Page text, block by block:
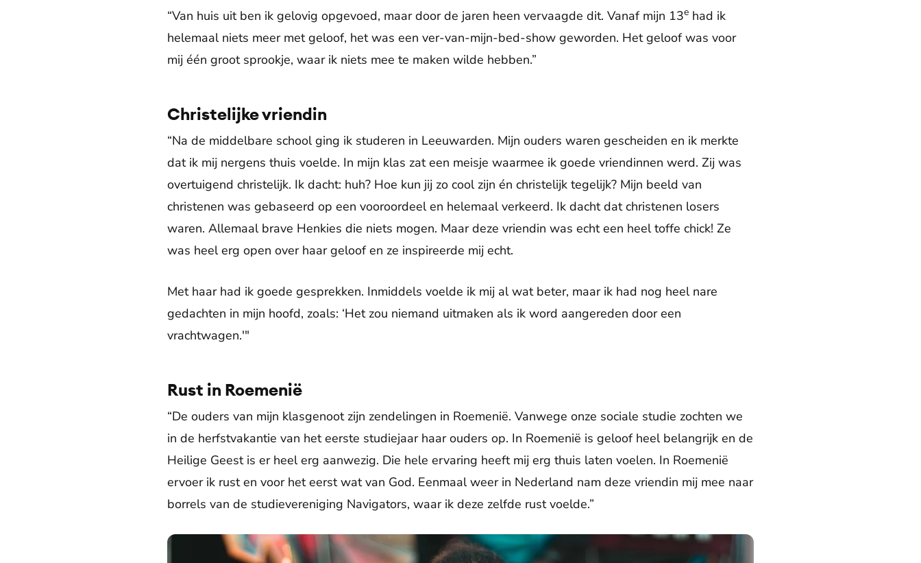
“Van huis uit ben ik gelovig opgevoed, maar door de jaren heen vervaagde dit. Vanaf mijn 13e had ik
helemaal niets meer met geloof, het was een ver-van-mijn-bed-show geworden. Het geloof was voor
mij één groot sprookje, waar ik niets mee te maken wilde hebben.”
Christelijke vriendin
“Na de middelbare school ging ik studeren in Leeuwarden. Mijn ouders waren gescheiden en ik merkte
dat ik mij nergens thuis voelde. In mijn klas zat een meisje waarmee ik goede vriendinnen werd. Zij was
overtuigend christelijk. Ik dacht: huh? Hoe kun jij zo cool zijn én christelijk tegelijk? Mijn beeld van
christenen was gebaseerd op een vooroordeel en helemaal verkeerd. Ik dacht dat christenen losers
waren. Allemaal brave Henkies die niets mogen. Maar deze vriendin was echt een heel toffe chick! Ze
was heel erg open over haar geloof en ze inspireerde mij echt.
Met haar had ik goede gesprekken. Inmiddels voelde ik mij al wat beter, maar ik had nog heel nare
gedachten in mijn hoofd, zoals: ‘Het zou niemand uitmaken als ik word aangereden door een
vrachtwagen.'"
Rust in Roemenië
“De ouders van mijn klasgenoot zijn zendelingen in Roemenië. Vanwege onze sociale studie zochten we
in de herfstvakantie van het eerste studiejaar haar ouders op. In Roemenië is geloof heel belangrijk en de
Heilige Geest is er heel erg aanwezig. Die hele ervaring heeft mij erg thuis laten voelen. In Roemenië
ervoer ik rust en voor het eerst wat van God. Eenmaal weer in Nederland nam deze vriendin mij mee naar
borrels van de studievereniging Navigators, waar ik deze zelfde rust voelde.”